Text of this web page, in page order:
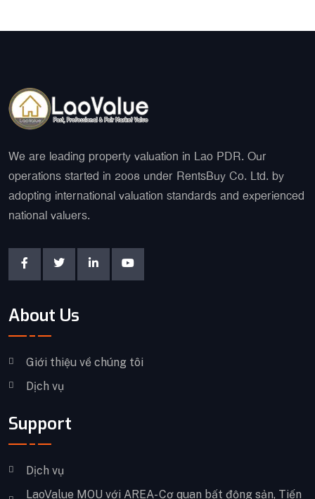
We are leading property valuation in Lao PDR. Our
operations started in 2008 under RentsBuy Co. Ltd. by
adopting international valuation standards and experienced
national valuers.
About Us
Giới thiệu về chúng tôi
Dịch vụ
Support
Dịch vụ
LaoValue MOU với AREA- Cơ quan bất động sản, Tiến